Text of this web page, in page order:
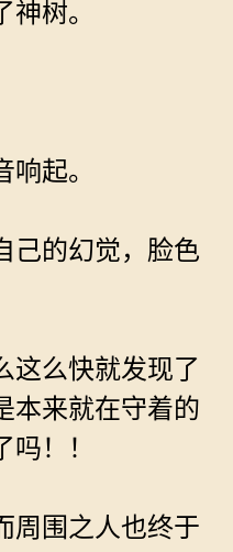
树。
起。
己的幻觉，脸色
么快就发现了
本来就在守着的
！！
周围之人也终于